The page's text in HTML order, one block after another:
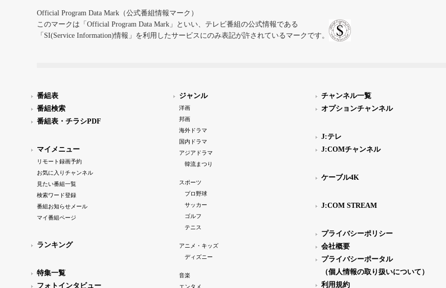
Official Program Data Mark（公式番組情報マーク）
このマークは「Official Program Data Mark」といい、テレビ番組の公式情報である
「SI(Service Information)情報」を利用したサービスにのみ表記が許されているマークです。
番組表
番組検索
番組表・チラシPDF
マイメニュー
リモート録画予約
お気に入りチャンネル
見たい番組一覧
検索ワード登録
番組お知らせメール
マイ番組ページ
ランキング
特集一覧
フォトインタビュー
ジャンル
洋画
邦画
海外ドラマ
国内ドラマ
アジアドラマ
韓流まつり
スポーツ
プロ野球
サッカー
ゴルフ
テニス
アニメ・キッズ
ディズニー
音楽
エンタメ
チャンネル一覧
オプションチャンネル
J:テレ
J:COMチャンネル
ケーブル4K
J:COM STREAM
プライバシーポリシー
会社概要
プライバシーポータル
（個人情報の取り扱いについて）
利用規約